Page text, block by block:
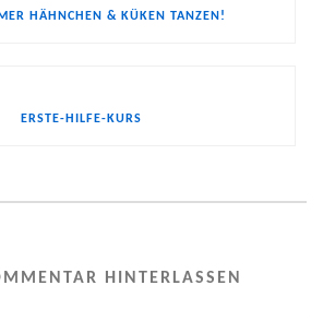
HÄHNCHEN & KÜKEN TANZEN!
ERSTE-HILFE-KURS
HINTERLASSEN